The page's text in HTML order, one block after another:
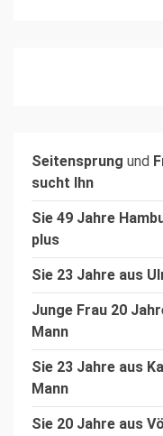
Seitensprung und
sucht Ihn
Sie 49 Jahre
plus
Sie 23 Jahre aus
Junge Frau 20
Mann
Sie 23 Jahre aus
Mann
Sie 20 Jahre aus